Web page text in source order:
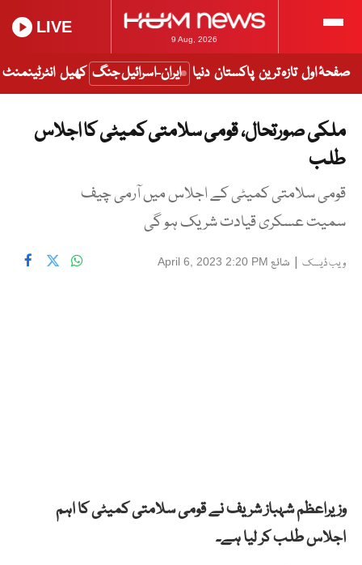
9 Aug, 2026
LIVE
صفحۂ اول تازہ ترین پاکستان دنیا ایران-اسرائیل جنگ کھیل انٹرٹینمنٹ
ملکی صورتحال، قومی سلامتی کمیٹی کا اجلاس
طلب
قومی سلامتی کمیٹی کے اجلاس میں آرمی چیف
سمیت عسکری قیادت شریک ہو گی
ویب ڈیسک | شائع April 6, 2023 2:20 PM
وزیراعظم شہباز شریف نے قومی سلامتی کمیٹی کا اہم
اجلاس طلب کر لیا ہے۔